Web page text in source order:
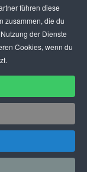
führen diese
zusammen, die du
der Dienste
Cookies, wenn du